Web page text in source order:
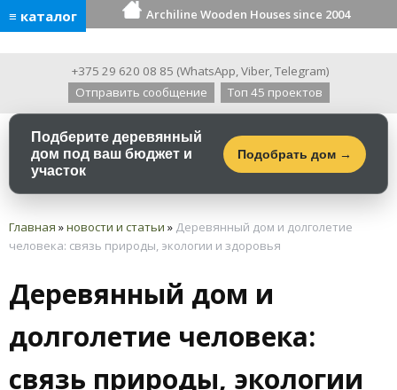
≡ каталог Archiline Wooden Houses since 2004
+375 29 620 08 85 (WhatsApp,Viber,Telegram)
Отправить сообщение
Топ 45 проектов
Подберите деревянный
дом под ваш бюджет и
участок
Подобрать дом →
Главная »новости и статьи » Деревянный дом и долголетие
человека: связь природы, экологии и здоровья
Деревянный дом и
долголетие человека:
связь природы, экологии